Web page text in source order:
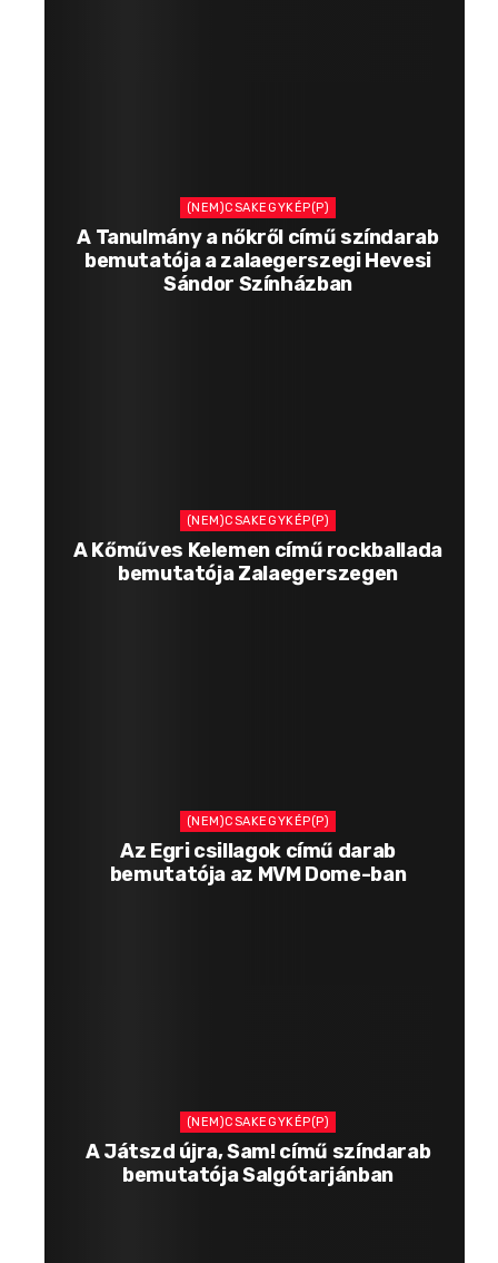
(NEM)CSAKEGYKÉP(P)
A Tanulmány a nőkről című színdarab
bemutatója a zalaegerszegi Hevesi
Sándor Színházban
(NEM)CSAKEGYKÉP(P)
A Kőműves Kelemen című rockballada
bemutatója Zalaegerszegen
(NEM)CSAKEGYKÉP(P)
Az Egri csillagok című darab
bemutatója az MVM Dome-ban
(NEM)CSAKEGYKÉP(P)
A Játszd újra, Sam! című színdarab
bemutatója Salgótarjánban